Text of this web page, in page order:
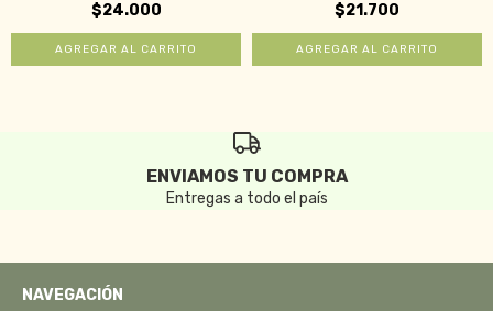
$24.000 $21.700
ENVIAMOS TU COMPRA
Entregas a todo el país
NAVEGACIÓN